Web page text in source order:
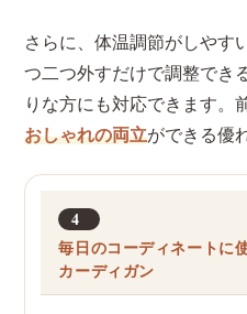
さらに、体温調節がしやす
つ二つ外すだけで調整でき
りな方にも対応できます。
おしゃれの両立ができる優
4
毎日のコーディネートに
カーディガン